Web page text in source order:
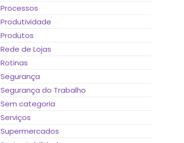
Processos
Produtividade
Produtos
Rede de Lojas
Rotinas
Segurança
Segurança do Trabalho
Sem categoria
Serviços
Supermercados